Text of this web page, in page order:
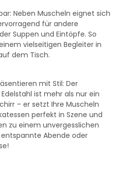
Neben Muscheln eignet sich
für andere
Suppen und Eintöpfe. So
vielseitigen Begleiter in
dem Tisch.
mit Stil: Der
ist mehr als nur ein
– er setzt Ihre Muscheln
perfekt in Szene und
zu einem unvergesslichen
entspannte Abende oder